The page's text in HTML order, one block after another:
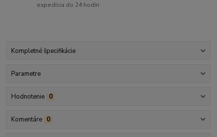
expedícia do 24 hodín
Kompletné špecifikácie
Parametre
Hodnotenie 0
Komentáre 0